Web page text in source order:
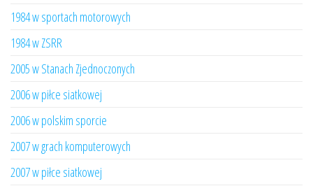
1984 w sportach motorowych
1984 w ZSRR
2005 w Stanach Zjednoczonych
2006 w piłce siatkowej
2006 w polskim sporcie
2007 w grach komputerowych
2007 w piłce siatkowej